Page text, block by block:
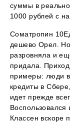
суммы в
1000 рублей с
Cоматропин
дешево Орел. Но
разровняла и
придала.
примеры: люди
кредиты в
идет прежде
Классен вскоре